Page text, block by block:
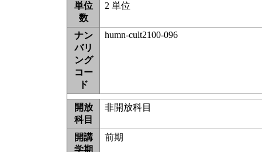
単位
数
2 単位
ナン
バリ
ング
コー
ド
humn-cult2100-096
開放
科目
非開放科目
開講
学期
前期